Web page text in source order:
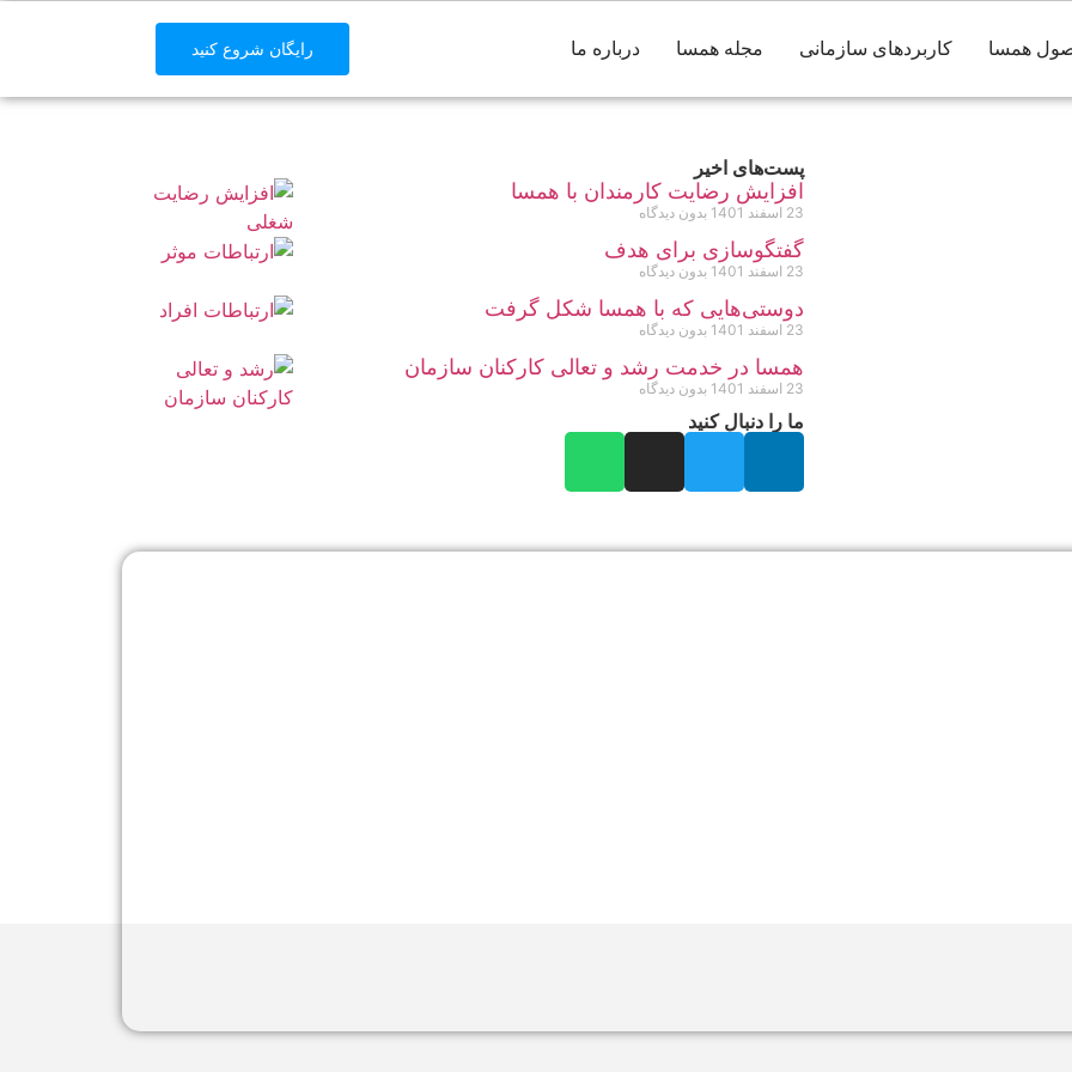
همسا کاربردهای سازمانی مجله همسا درباره ما رایگان شروع کنید
پست‌های اخیر
افزایش رضایت کارمندان با همسا
23 اسفند 1401 بدون دیدگاه
گفتگوسازی برای هدف
23 اسفند 1401 بدون دیدگاه
دوستی‌هایی که با همسا شکل گرفت
23 اسفند 1401 بدون دیدگاه
همسا در خدمت رشد و تعالی کارکنان سازمان
23 اسفند 1401 بدون دیدگاه
ما را دنبال کنید